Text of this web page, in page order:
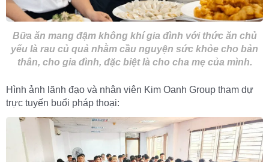
Bữa ăn mang đậm không khí gia đình với thức ăn chủ
yếu là rau củ quả nhằm cầu nguyện sức khỏe cho bản
thân, cho gia đình, đặc biệt là cho cha mẹ của mình.
Hình ảnh lãnh đạo và nhân viên Kim Oanh Group tham dự
trực tuyến buổi pháp thoại: